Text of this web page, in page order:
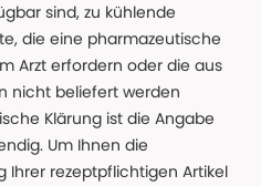
sind, zu kühlende
die eine pharmazeutische
Arzt erfordern oder die aus
nicht beliefert werden
Klärung ist die Angabe
Um Ihnen die
Ihrer rezeptpflichtigen Artikel